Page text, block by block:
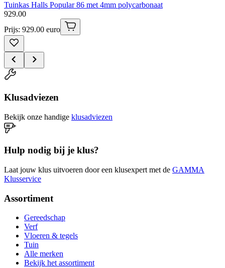
Tuinkas Halls Popular 86 met 4mm polycarbonaat
929.00
Prijs: 929.00 euro
Klusadviezen
Bekijk onze handige klusadviezen
Hulp nodig bij je klus?
Laat jouw klus uitvoeren door een klusexpert met de GAMMA
Klusservice
Assortiment
Gereedschap
Verf
Vloeren & tegels
Tuin
Alle merken
Bekijk het assortiment